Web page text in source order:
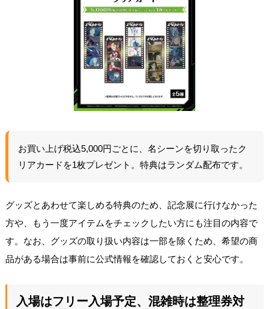
お買い上げ税込5,000円ごとに、名シーンを切り取ったク
リアカードを1枚プレゼント。特典はランダム配布です。
グッズとあわせて楽しめる特典のため、記念展に行けなかった
方や、もう一度アイテムをチェックしたい方にも注目の内容で
す。なお、グッズの取り扱い内容は一部を除くため、希望の商
品がある場合は事前に公式情報を確認しておくと安心です。
入場はフリー入場予定、混雑時は整理券対